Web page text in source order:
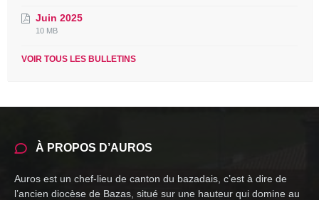
pdf
Juin 2025
File
pdf
File
10 MB
VOIR TOUS LES BULLETINS
À PROPOS D’AUROS
Auros est un chef-lieu de canton du bazadais, c’est à dire de
l’ancien diocèse de Bazas, situé sur une hauteur qui domine au